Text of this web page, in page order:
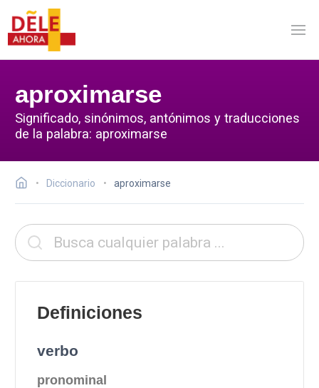
aproximarse
Significado, sinónimos, antónimos y traducciones
de la palabra: aproximarse
Diccionario aproximarse
Definiciones
verbo
pronominal